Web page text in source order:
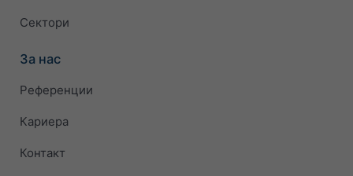
Сектори
За нас
Референции
Кариера
Контакт